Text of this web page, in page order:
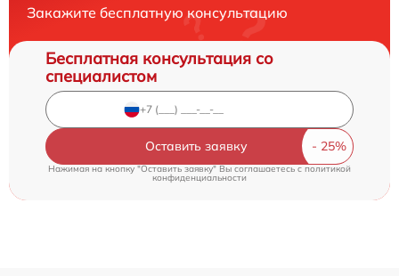
Закажите бесплатную консультацию
Бесплатная консультация со
специалистом
Оставить заявку
Нажимая на кнопку "Оставить заявку" Вы соглашаетесь cполитикой
конфиденциальности